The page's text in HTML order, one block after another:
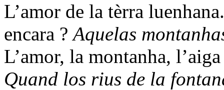
L’amor de la tèrra
encara ?Aquelas
L’amor, la montanha,
Quand los rius de la